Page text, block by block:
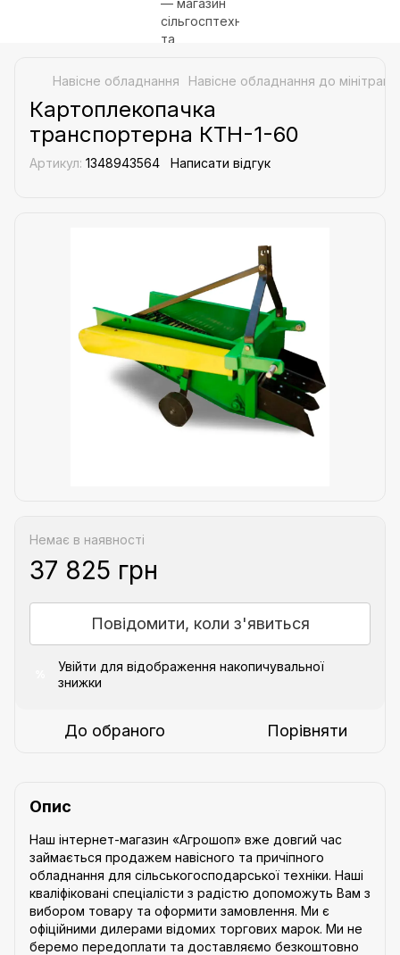
Навісне обладнання Навісне обладнання до
Картоплекопачка
транспортерна КТН-1-60
Артикул: 1348943564 Написати відгук
Немає в наявності
37 825 грн
Повідомити, коли з'явиться
Увійти для відображення накопичувальної
знижки
До обраного Порівняти
Опис
Наш інтернет-магазин «Агрошоп» вже довгий час
займається продажем навісного та причіпного
обладнання для сільськогосподарської техніки. Наші
кваліфіковані спеціалісти з радістю допоможуть Вам з
вибором товару та оформити замовлення. Ми є
офіційними дилерами відомих торгових марок. Ми не
беремо передоплати та доставляємо безкоштовно